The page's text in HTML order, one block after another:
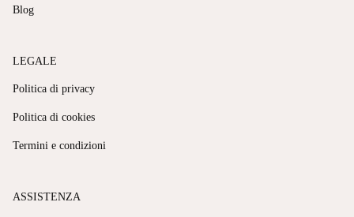
Blog
LEGALE
Politica di privacy
Politica di cookies
Termini e condizioni
ASSISTENZA